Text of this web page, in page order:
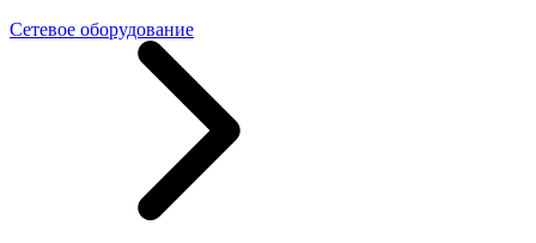
Сетевое оборудование